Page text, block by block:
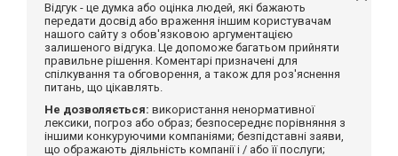
Відгук - це думка або оцінка людей, які бажають
передати досвід або враження іншим користувачам
нашого сайту з обов'язковою аргументацією
залишеного відгука. Це допоможе багатьом прийняти
правильне рішення. Коментарі призначені для
спілкування та обговорення, а також для роз'яснення
питань, що цікавлять.
Не дозволяється: використання ненормативної
лексики, погроз або образ; безпосереднє порівняння з
іншими конкуруючими компаніями; безпідставні заяви,
що ображають діяльність компанії і / або її послуги;